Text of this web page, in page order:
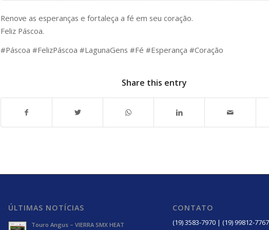
Renove as esperanças e fortaleça a fé em seu coração.
Feliz Páscoa.
#Páscoa #FelizPáscoa #LagunaGens #Fé #Esperança #Coração
Share this entry
ÚLTIMAS NOTÍCIAS
Touro Angus – VIERRA SMX HEAT
CONTATO
(19) 3583-7970 | (19) 99812-